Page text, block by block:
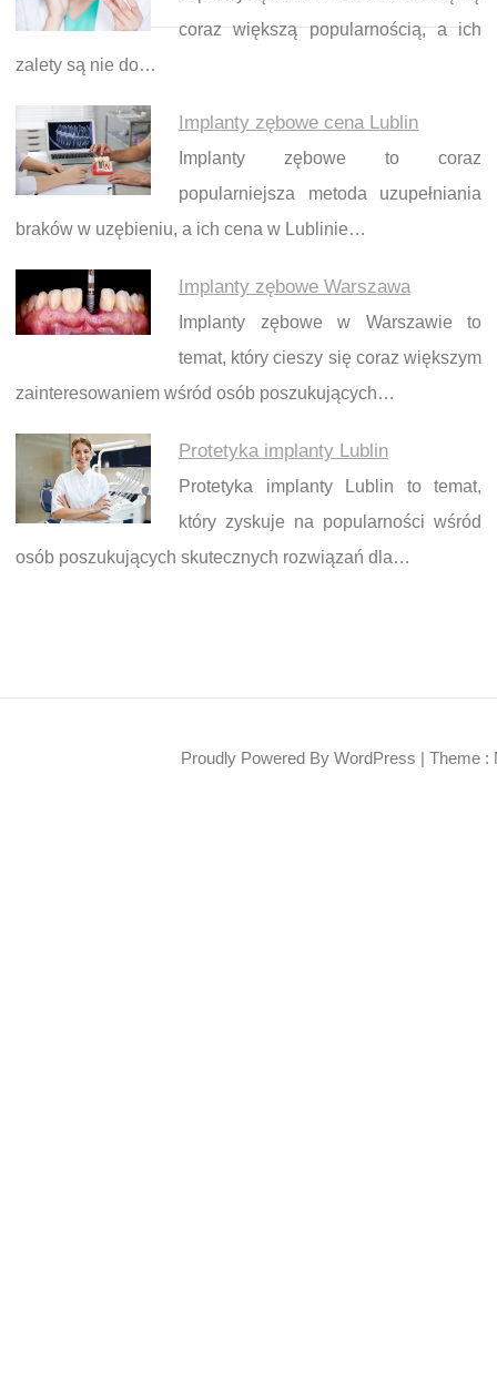
coraz większą popularnością, a ich
zalety są nie do…
Implanty zębowe cena Lublin
Implanty zębowe to coraz
popularniejsza metoda uzupełniania
braków w uzębieniu, a ich cena w Lublinie…
Implanty zębowe Warszawa
Implanty zębowe w Warszawie to
temat, który cieszy się coraz większym
zainteresowaniem wśród osób poszukujących…
Protetyka implanty Lublin
Protetyka implanty Lublin to temat,
który zyskuje na popularności wśród
osób poszukujących skutecznych rozwiązań dla…
Proudly Powered By WordPress | Theme :